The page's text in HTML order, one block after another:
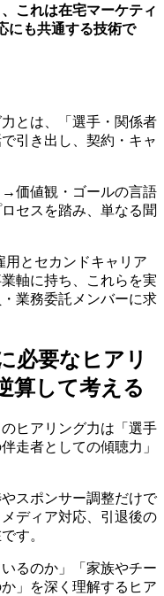
これは在宅マーケティ
にも共通する技術で
とは、「選手・関係者
引き出し、契約・キャ
→価値観・ゴールの言語
セスを踏み、単なる聞
用とセカンドキャリア
軸に持ち、これらを実
業務委託メンバーに求
必要なヒアリ
算して考える
ヒアリング力は「選手
走者としての傾聴力」
スポンサー調整だけで
ディア対応、引退後の
す。
るのか」「家族やチー
」を深く理解するヒア